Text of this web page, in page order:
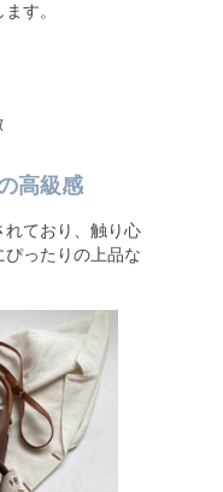
す。
高級感
れており、触り心
ったりの上品な